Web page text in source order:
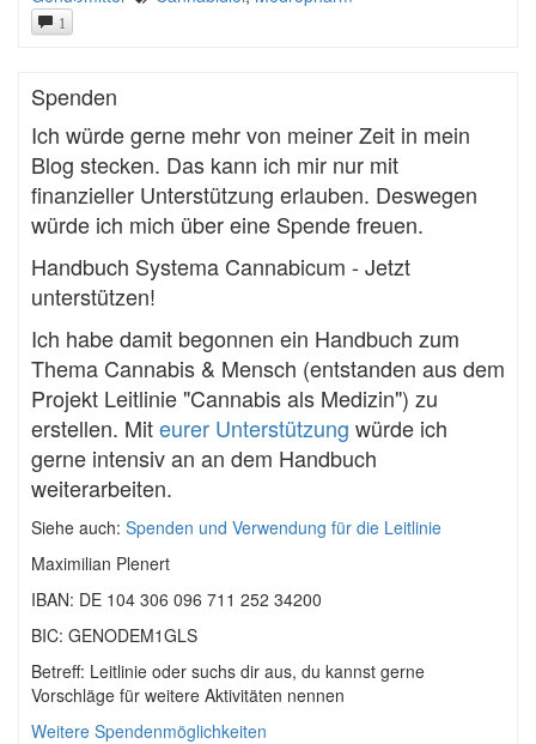
1
Spenden
Ich würde gerne mehr von meiner Zeit in mein
Blog stecken. Das kann ich mir nur mit
finanzieller Unterstützung erlauben. Deswegen
würde ich mich über eine Spende freuen.
Handbuch Systema Cannabicum - Jetzt
unterstützen!
Ich habe damit begonnen ein Handbuch zum
Thema Cannabis & Mensch (entstanden aus dem
Projekt Leitlinie "Cannabis als Medizin") zu
erstellen. Miteurer Unterstützung würde ich
gerne intensiv an an dem Handbuch
weiterarbeiten.
Siehe auch: Spenden und Verwendung für die Leitlinie
Maximilian Plenert
IBAN: DE 104 306 096 711 252 34200
BIC: GENODEM1GLS
Betreff: Leitlinie oder suchs dir aus, du kannst gerne
Vorschläge für weitere Aktivitäten nennen
Weitere Spendenmöglichkeiten